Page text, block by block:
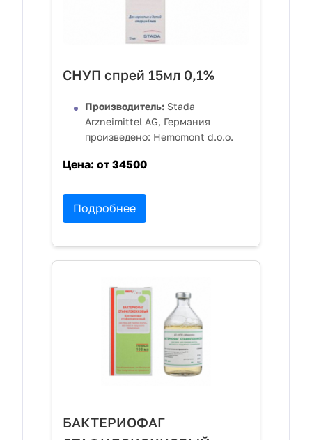
СНУП спрей 15мл 0,1%
Производитель: Stada
Arzneimittel AG, Германия
произведено: Hemomont d.o.o.
Цена: от 34500
Подробнее
БАКТЕРИОФАГ